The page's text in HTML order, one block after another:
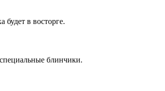
в восторге.
блинчики.